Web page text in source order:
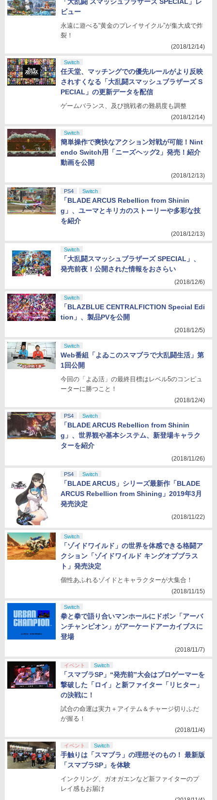
ビュー
永遠に遊べる“黄金のプレイサイクル”が集大成で炸
裂！
(2018/12/14)
Switch
任天堂、マッチングでの優先ルールがより反映
されすくなる「大乱闘スマッシュブラザーズ S
PECIAL」の更新データを配信
ゲームバランス、及び挑戦者の難易度も調整
(2018/12/14)
Switch
簡単操作で爽快なアクション対戦が可能！Nint
endo Switch用「ニーズヘッグ2」発売！紹介
動画を公開
(2018/12/13)
PS4 Switch
「BLADE ARCUS Rebellion from Shinin
g」、ユーマとキリカのストーリーや多彩な技
を紹介
(2018/12/13)
Switch
「大乱闘スマッシュブラザーズ SPECIAL」、
発売前夜！公開された情報をおさらい
(2018/12/6)
Switch
「BLAZBLUE CENTRALFICTION Special Edi
tion」、製品PVを公開
(2018/12/5)
Switch
Web番組「よゐこのスマブラで大乱闘生活」第
1回公開
今回の「よゐ活」の最終目標はレベル5のコンピュ
ーターに勝つこと！
(2018/12/4)
PS4 Switch
「BLADE ARCUS Rebellion from Shinin
g」、世界観や基本システム、新登場キャラク
ターを紹介
(2018/11/26)
PS4 Switch
「BLADE ARCUS」シリーズ最新作「BLADE
ARCUS Rebellion from Shining」2019年3月
発売決定
(2018/11/22)
Switch
「ゾイドワイルド」の世界を体感できる格闘ア
クション「ゾイドワイルド キングオブブラス
ト」発売決定
個性あふれるゾイドとキャラクターが大集合！
(2018/11/15)
Switch
拳と拳で語り合いマンホールにドボン「アーバ
ンチャンピオン」がアーケードアーカイブスに
登場
(2018/11/7)
イベント Switch
「スマブラSP」“発売前”大会はプロゲーマーを
撃破した「ロイ」と新ファイター「リヒター」
の決戦に！
試合の命運は実力＋アイテム＆チャージ切りふだ
が握る！
(2018/11/4)
イベント Switch
手触りは「スマブラ」の理想そのもの！ 最新版
「スマブラSP」を体験
インクリング、ガオガエンなど新ファイターのプ
レイ感もお届け